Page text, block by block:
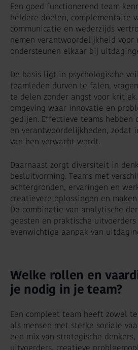
Een goed functionerend team
heldere doelen, complementaire
communicatie en wederzijds
nemen verantwoordelijkheid voor
ondersteunen elkaar bij
De basis ligt in psychologische
teamleden durven te falen,
te delen zonder angst voor
omgeving waar innovatie en
gedijen. Effectieve teams
en verantwoordelijkheden, zodat
van hen verwacht wordt.
Daarnaast zorgt diversiteit in
besluitvorming. Teams met
achtergronden, ervaringen en
creatievere oplossingen en
De combinatie van analytische
geesten en praktische
evenwichtige aanpak van
Welke rollen en
je nodig in je team?
Een compleet team heeft zowel
als mensen met sterke sociale
een mix van strategische